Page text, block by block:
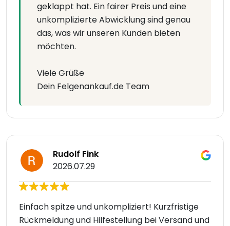
geklappt hat. Ein fairer Preis und eine
unkomplizierte Abwicklung sind genau
das, was wir unseren Kunden bieten
möchten.
Viele Grüße
Dein Felgenankauf.de Team
Rudolf Fink
2026.07.29
Einfach spitze und unkompliziert! Kurzfristige
Rückmeldung und Hilfestellung bei Versand und